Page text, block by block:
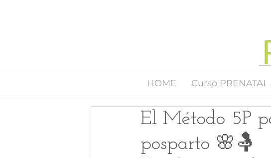
HOME Curso
El Método 5P
posparto 🌸🤱